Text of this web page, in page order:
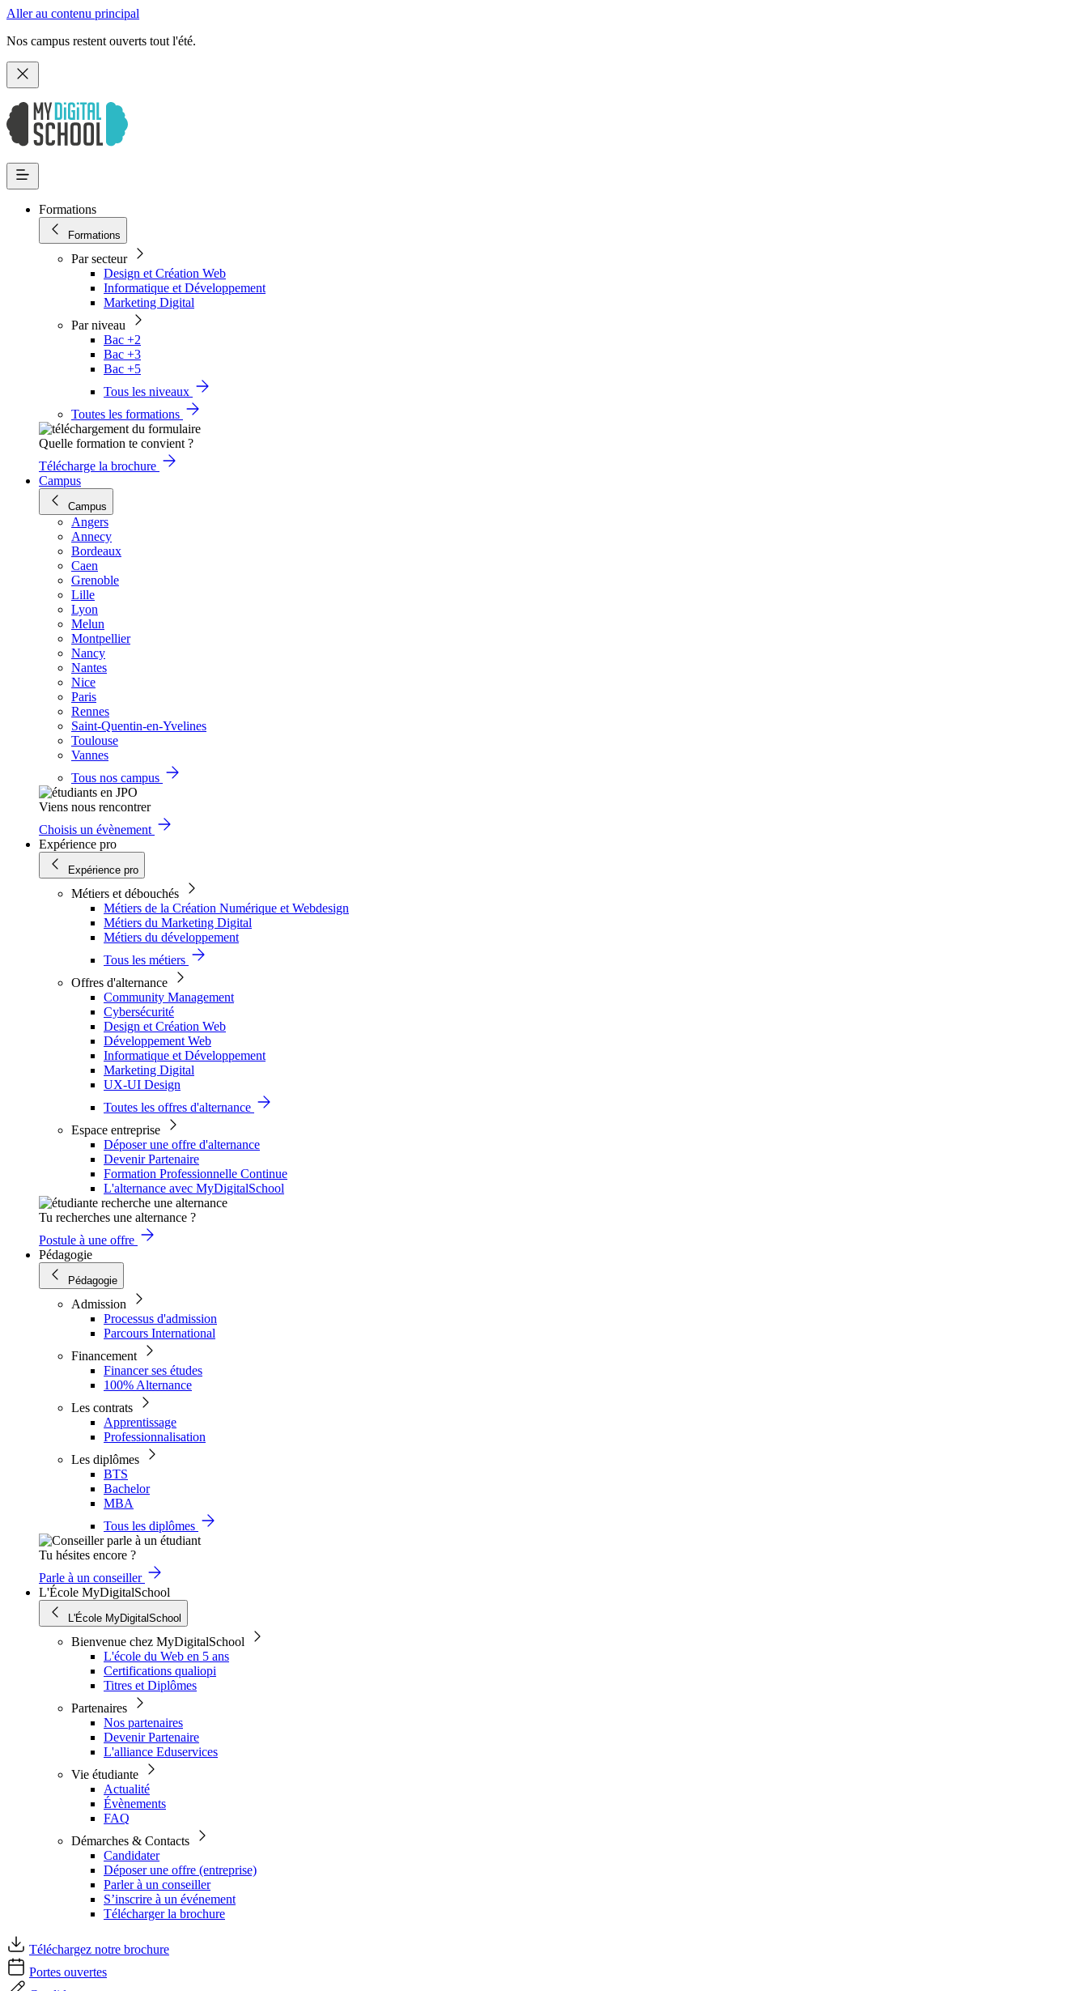
Aller au contenu principal
Nos campus restent ouverts tout l'été.
Formations
Formations
Par secteur
Design et Création Web
Informatique et Développement
Marketing Digital
Par niveau
Bac +2
Bac +3
Bac +5
Tous les niveaux
Toutes les formations
Quelle formation te convient ?
Télécharge la brochure
Campus
Campus
Angers
Annecy
Bordeaux
Caen
Grenoble
Lille
Lyon
Melun
Montpellier
Nancy
Nantes
Nice
Paris
Rennes
Saint-Quentin-en-Yvelines
Toulouse
Vannes
Tous nos campus
Viens nous rencontrer
Choisis un évènement
Expérience pro
Expérience pro
Métiers et débouchés
Métiers de la Création Numérique et Webdesign
Métiers du Marketing Digital
Métiers du développement
Tous les métiers
Offres d'alternance
Community Management
Cybersécurité
Design et Création Web
Développement Web
Informatique et Développement
Marketing Digital
UX-UI Design
Toutes les offres d'alternance
Espace entreprise
Déposer une offre d'alternance
Devenir Partenaire
Formation Professionnelle Continue
L'alternance avec MyDigitalSchool
Tu recherches une alternance ?
Postule à une offre
Pédagogie
Pédagogie
Admission
Processus d'admission
Parcours International
Financement
Financer ses études
100% Alternance
Les contrats
Apprentissage
Professionnalisation
Les diplômes
BTS
Bachelor
MBA
Tous les diplômes
Tu hésites encore ?
Parle à un conseiller
L'École MyDigitalSchool
L'École MyDigitalSchool
Bienvenue chez MyDigitalSchool
L'école du Web en 5 ans
Certifications qualiopi
Titres et Diplômes
Partenaires
Nos partenaires
Devenir Partenaire
L'alliance Eduservices
Vie étudiante
Actualité
Évènements
FAQ
Démarches & Contacts
Candidater
Déposer une offre (entreprise)
Parler à un conseiller
S’inscrire à un événement
Télécharger la brochure
Téléchargez notre brochure
Portes ouvertes